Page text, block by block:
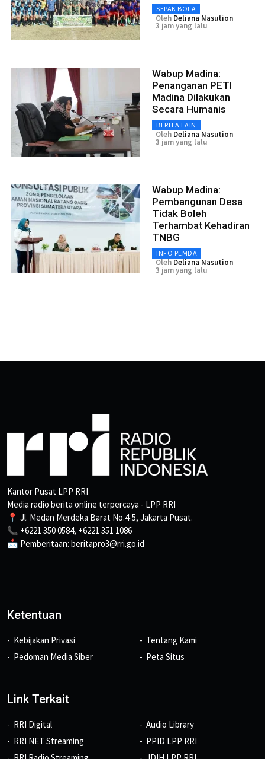
SEPAK BOLA
Oleh Deliana Nasution
3 jam yang lalu
Wabup Madina:
Penanganan PETI
Madina Dilakukan
Secara Humanis
BERITA LAIN
Oleh Deliana Nasution
3 jam yang lalu
Wabup Madina:
Pembangunan Desa
Tidak Boleh
Terhambat Kehadiran
TNBG
INFO PEMDA
Oleh Deliana Nasution
3 jam yang lalu
Kantor Pusat LPP RRI
Media radio berita online terpercaya - LPP RRI
📍 Jl. Medan Merdeka Barat No.4-5, Jakarta Pusat.
📞 +6221 350 0584, +6221 351 1086
📩 Pemberitaan: beritapro3@rri.go.id
Ketentuan
Kebijakan Privasi
Pedoman Media Siber
Tentang Kami
Peta Situs
Link Terkait
RRI Digital
RRI NET Streaming
Audio Library
PPID LPP RRI